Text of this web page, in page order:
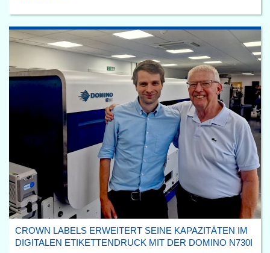
CROWN LABELS ERWEITERT SEINE KAPAZITÄTEN IM
DIGITALEN ETIKETTENDRUCK MIT DER DOMINO N730I